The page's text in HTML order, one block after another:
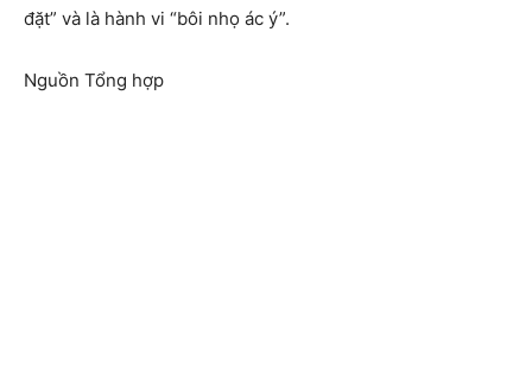
đặt” và là hành vi “bôi nhọ ác ý”.
Nguồn Tổng hợp